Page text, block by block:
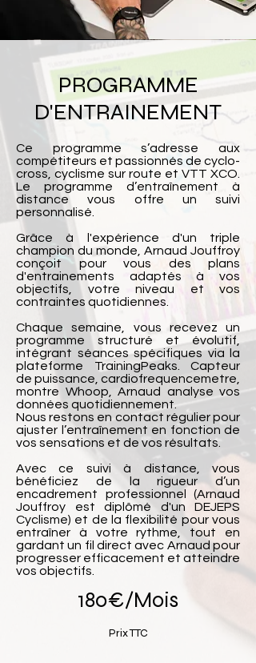
PROGRAMME
D'ENTRAINEMENT
Ce programme s’adresse aux
compétiteurs et passionnés de cyclo-
cross, cyclisme sur route et VTT XCO.
Le programme d’entraînement à
distance vous offre un suivi
personnalisé.
Grâce à l'expérience d'un triple
champion du monde, Arnaud Jouffroy
conçoit pour vous des plans
d'entrainements adaptés à vos
objectifs, votre niveau et vos
contraintes quotidiennes.
Chaque semaine, vous recevez un
programme structuré et évolutif,
intégrant séances spécifiques via la
plateforme TrainingPeaks. Capteur
de puissance, cardiofrequencemetre,
montre Whoop, Arnaud analyse vos
données quotidiennement.
Nous restons en contact régulier pour
ajuster l’entraînement en fonction de
vos sensations et de vos résultats.
Avec ce suivi à distance, vous
bénéficiez de la rigueur d’un
encadrement professionnel (Arnaud
Jouffroy est diplômé d'un DEJEPS
Cyclisme) et de la flexibilité pour vous
entraîner à votre rythme, tout en
gardant un fil direct avec Arnaud pour
progresser efficacement et atteindre
vos objectifs.
180€/Mois
Prix TTC